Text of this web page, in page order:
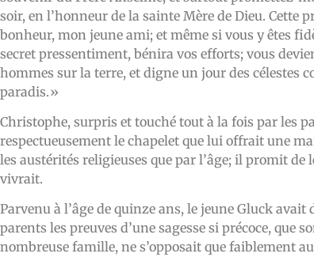
soir, en l’honneur de la sainte Mère de Dieu. Cette
bonheur, mon jeune ami; et même si vous y êtes
secret pressentiment, bénira vos efforts; vous
hommes sur la terre, et digne un jour des célestes
paradis.»
Christophe, surpris et touché tout à la fois par les
respectueusement le chapelet que lui offrait une
les austérités religieuses que par l’âge; il promit de
vivrait.
Parvenu à l’âge de quinze ans, le jeune Gluck avait
parents les preuves d’une sagesse si précoce, que
nombreuse famille, ne s’opposait que faiblement